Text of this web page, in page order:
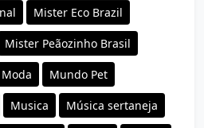
Mister Eco Brazil
Mister Peãozinho Brasil
Moda Mundo Pet
Musica Música sertaneja